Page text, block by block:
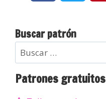
Buscar patrón
Patrones gratuitos